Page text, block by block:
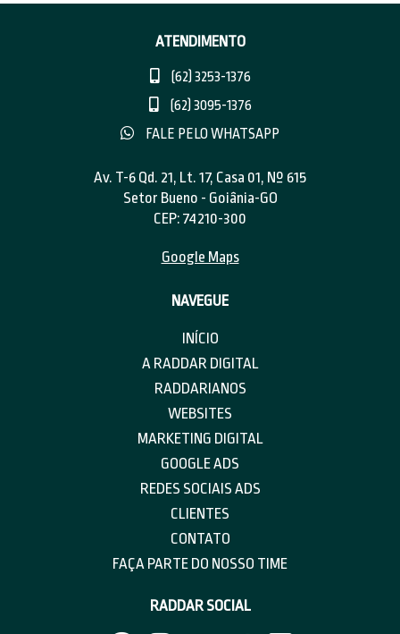
ATENDIMENTO
(62) 3253-1376
(62) 3095-1376
FALE PELO WHATSAPP
Av. T-6 Qd. 21, Lt. 17, Casa 01, Nº 615
Setor Bueno - Goiânia-GO
CEP: 74210-300
Google Maps
NAVEGUE
INÍCIO
A RADDAR DIGITAL
RADDARIANOS
WEBSITES
MARKETING DIGITAL
GOOGLE ADS
REDES SOCIAIS ADS
CLIENTES
CONTATO
FAÇA PARTE DO NOSSO TIME
RADDAR SOCIAL